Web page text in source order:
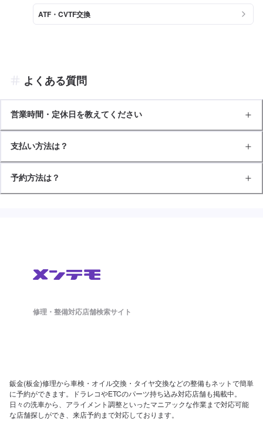
ATF・CVTF交換
よくある質問
営業時間・定休日を教えてください
支払い方法は？
予約方法は？
修理・整備対応店舗検索サイト
鈑金(板金)修理から車検・オイル交換・タイヤ交換などの整備もネットで簡単
に予約ができます。ドラレコやETCのパーツ持ち込み対応店舗も掲載中。
日々の洗車から、アライメント調整といったマニアックな作業まで対応可能
な店舗探しができ、来店予約まで対応しております。